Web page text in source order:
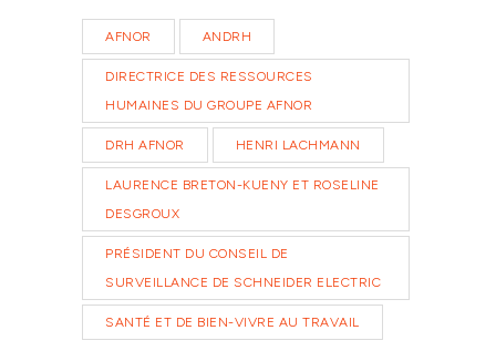
AFNOR ANDRH
DIRECTRICE DES RESSOURCES
HUMAINES DU GROUPE AFNOR
DRH AFNOR HENRI LACHMANN
LAURENCE BRETON-KUENY ET ROSELINE
DESGROUX
PRÉSIDENT DU CONSEIL DE
SURVEILLANCE DE SCHNEIDER ELECTRIC
SANTÉ ET DE BIEN-VIVRE AU TRAVAIL